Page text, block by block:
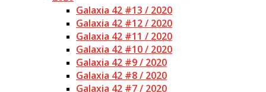
Galaxia 42 #13 / 2020
Galaxia 42 #12 / 2020
Galaxia 42 #11 / 2020
Galaxia 42 #10 / 2020
Galaxia 42 #9 / 2020
Galaxia 42 #8 / 2020
Galaxia 42 #7 / 2020